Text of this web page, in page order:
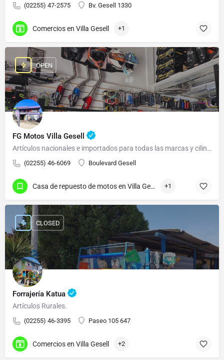
(02255) 47-2575 Bv. Gesell 1330
Comercios en Villa Gesell +1
FG Motos Villa Gesell
Artículos nacionales e importados para todas las marcas y cilindradas.
(02255) 46-6069 Boulevard Gesell
OPEN
Casa de repuesto de motos en Villa Gesell +1
Forrajería Katua
Artículos Rurales.
(02255) 46-3395 Paseo 105 647
CLOSED
Comercios en Villa Gesell +2